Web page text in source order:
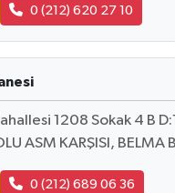
0 (212) 620 27 10
1208 Sokak 4 B
ASM KARŞISI, BELMA
0 (212) 689 06 36